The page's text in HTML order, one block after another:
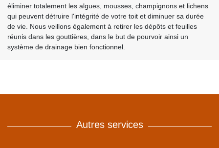
éliminer totalement les algues, mousses, champignons et lichens
qui peuvent détruire l'intégrité de votre toit et diminuer sa durée
de vie. Nous veillons également à retirer les dépôts et feuilles
réunis dans les gouttières, dans le but de pourvoir ainsi un
système de drainage bien fonctionnel.
Autres services